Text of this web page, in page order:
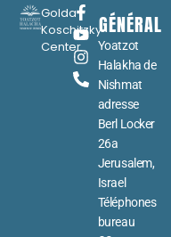
Golda
Koschitzky
Center
GÉNÉRAL
Yoatzot
Halakha de
Nishmat
adresse
Berl Locker
26a
Jerusalem,
Israel
Téléphones
bureau